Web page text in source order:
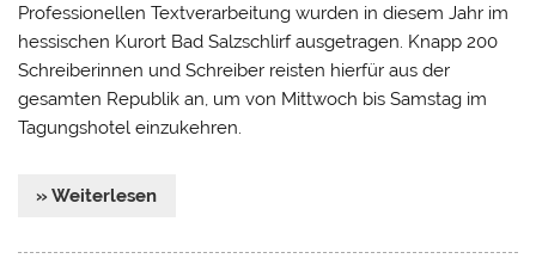
Professionellen Textverarbeitung wurden in diesem Jahr im
hessischen Kurort Bad Salzschlirf ausgetragen. Knapp 200
Schreiberinnen und Schreiber reisten hierfür aus der
gesamten Republik an, um von Mittwoch bis Samstag im
Tagungshotel einzukehren.
» Weiterlesen